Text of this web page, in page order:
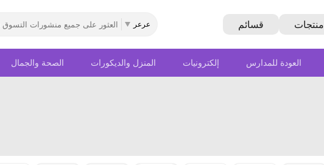
منتجات قسائم عرعر
العودة للمدارس إلكترونيات المنزل والديكورات الصحة والجمال